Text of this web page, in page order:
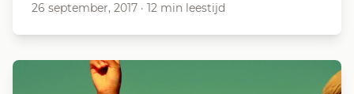
26 september, 2017 · 12 min leestijd